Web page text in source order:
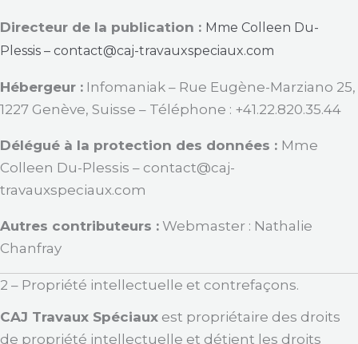
Directeur de la publication : Mme Colleen Du-
Plessis – contact@caj-travauxspeciaux.com
Hébergeur : Infomaniak – Rue Eugène-Marziano 25,
1227 Genève, Suisse – Téléphone : +41.22.820.35.44
Délégué à la protection des données : Mme
Colleen Du-Plessis – contact@caj-
travauxspeciaux.com
Autres contributeurs : Webmaster : Nathalie
Chanfray
2 – Propriété intellectuelle et contrefaçons.
CAJ Travaux Spéciaux est propriétaire des droits
de propriété intellectuelle et détient les droits